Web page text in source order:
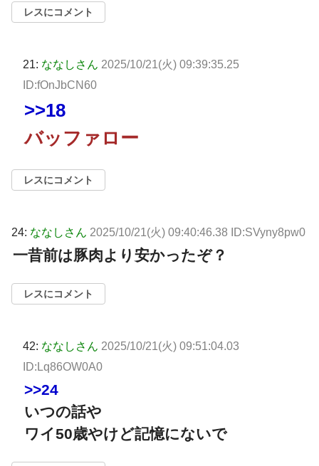
レスにコメント
21: ななしさん 2025/10/21(火) 09:39:35.25
ID:fOnJbCN60
>>18
バッファロー
レスにコメント
24: ななしさん 2025/10/21(火) 09:40:46.38 ID:SVyny8pw0
一昔前は豚肉より安かったぞ？
レスにコメント
42: ななしさん 2025/10/21(火) 09:51:04.03
ID:Lq86OW0A0
>>24
いつの話や
ワイ50歳やけど記憶にないで